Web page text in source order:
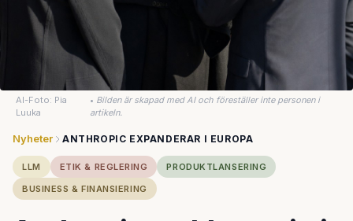
AI-Foto: Pia
Luuka
• Bilden är skapad med AI och föreställer inte personen i
artikeln.
Nyheter ANTHROPIC EXPANDERAR I EUROPA
LLM ETIK & REGLERING
PRODUKTLANSERING
BUSINESS & FINANSIERING